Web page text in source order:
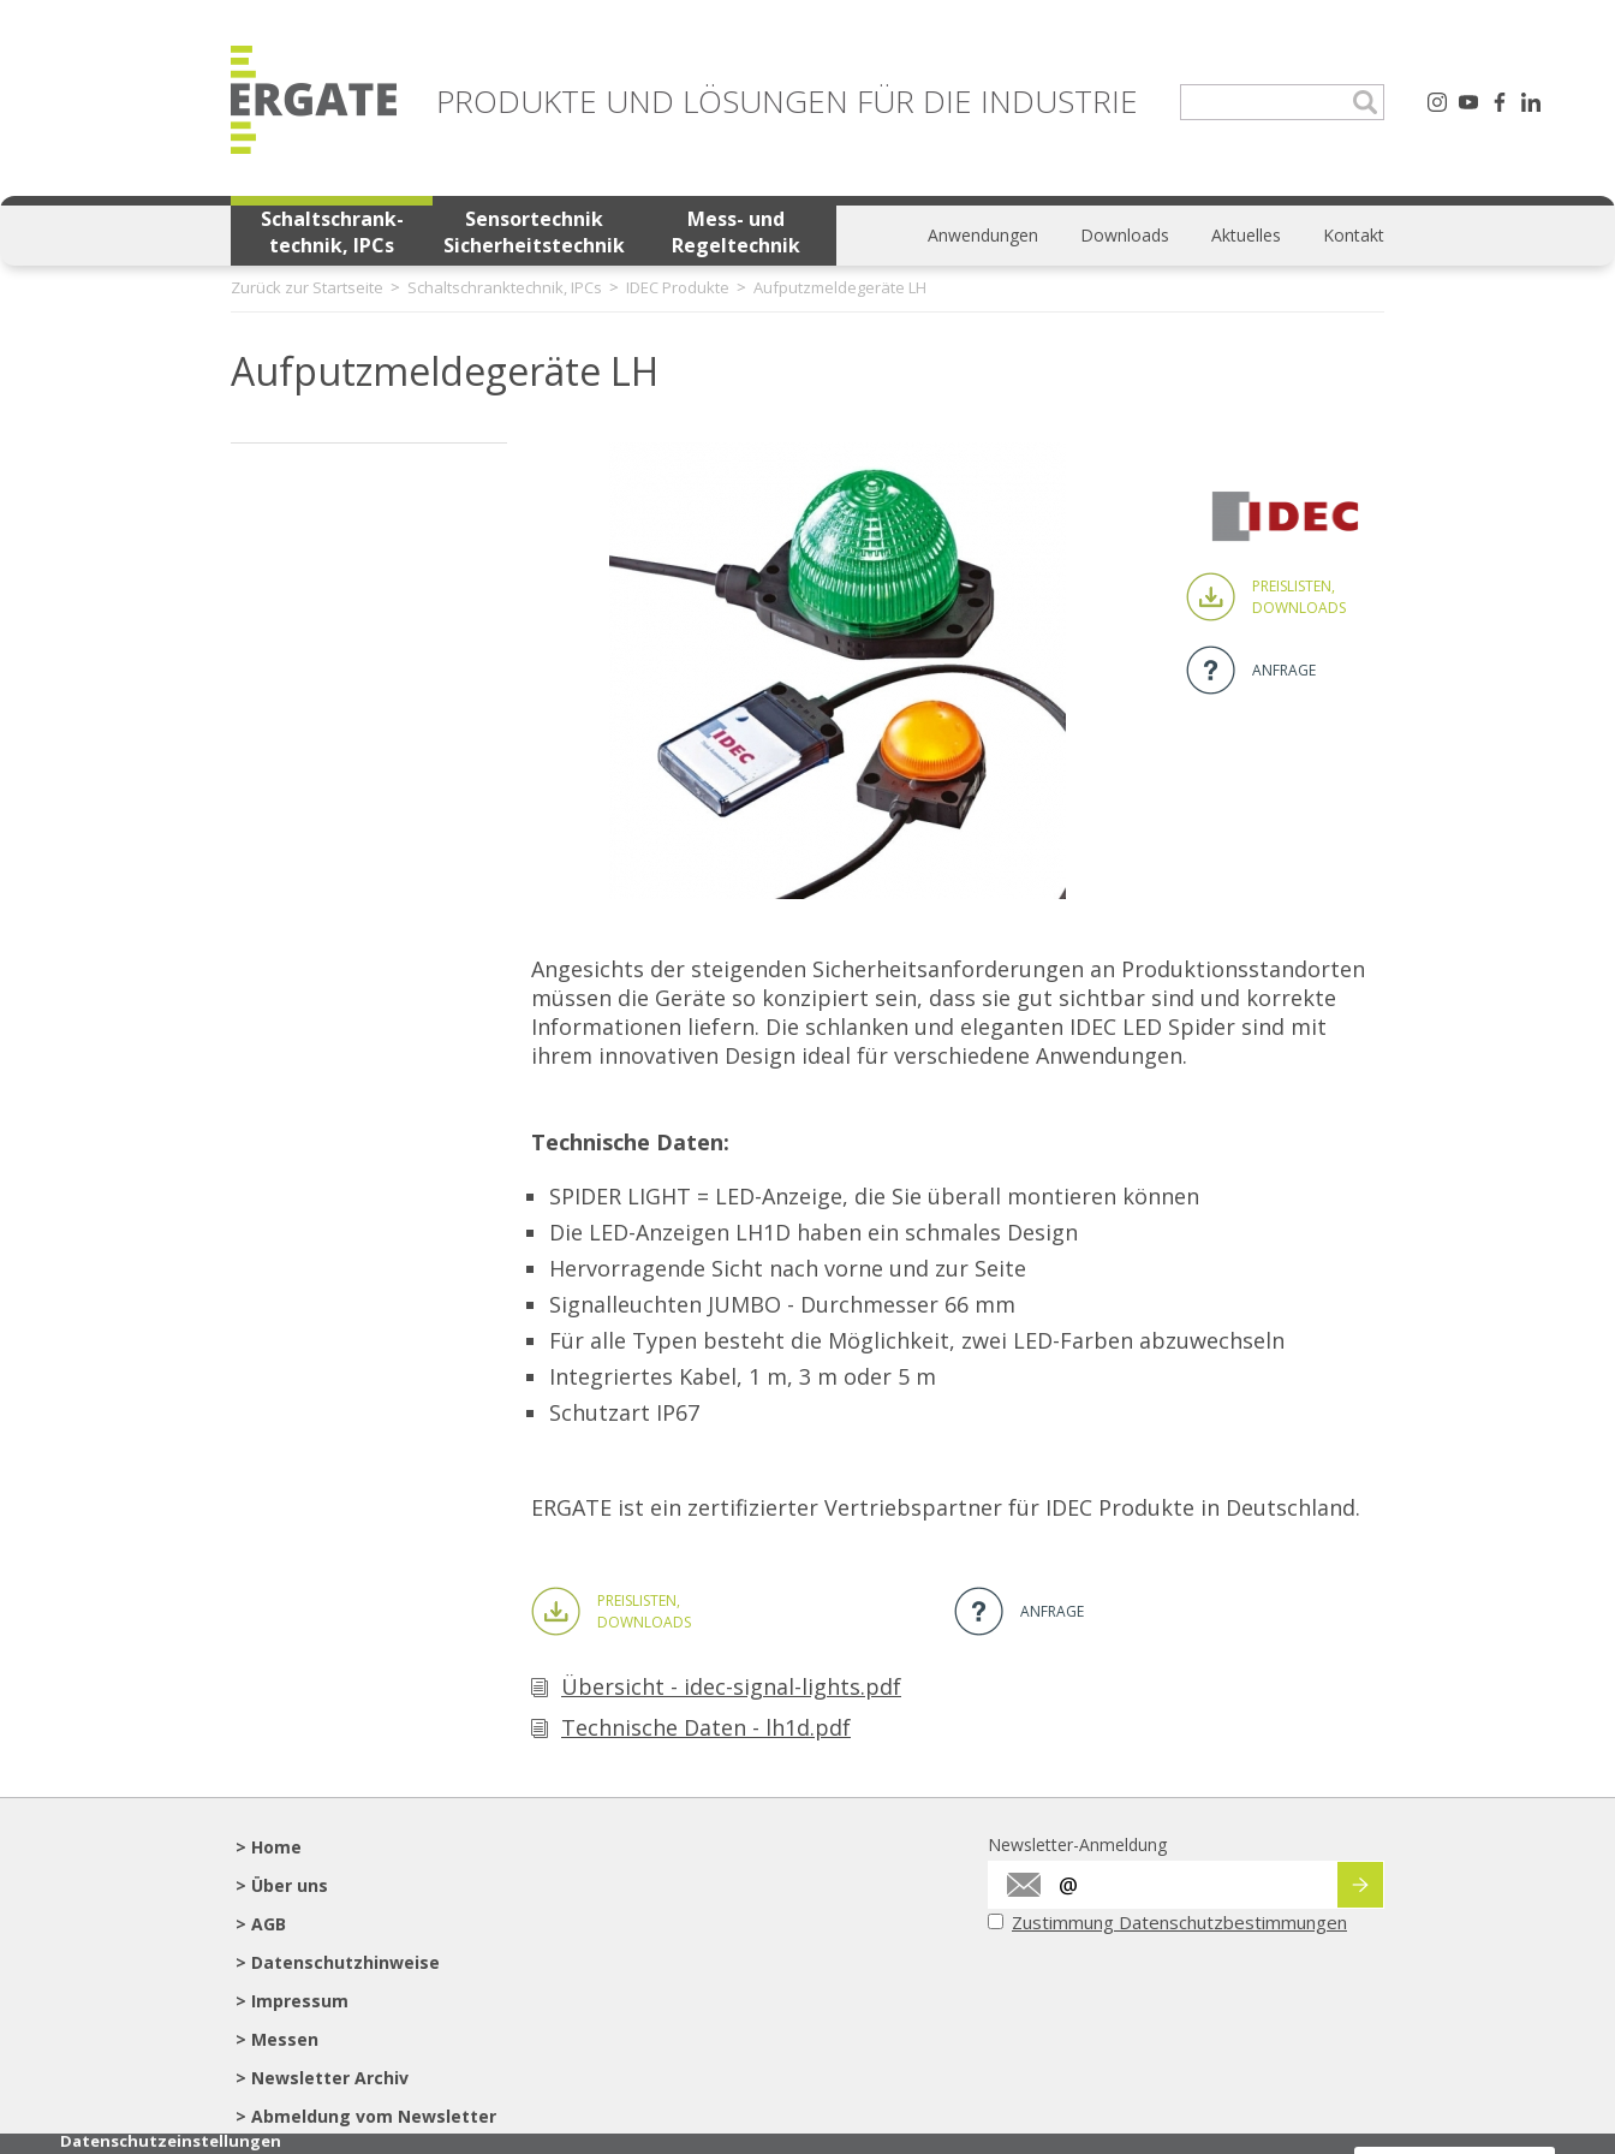
PRODUKTE UND LÖSUNGEN FÜR DIE INDUSTRIE
Schaltschrank-
technik, IPCs
Sensortechnik
Sicherheitstechnik
Mess- und
Regeltechnik
Anwendungen Downloads Aktuelles Kontakt
Zurück zur Startseite Schaltschranktechnik, IPCs IDEC Produkte Aufputzmeldegeräte LH
Aufputzmeldegeräte LH
PREISLISTEN,
DOWNLOADS
ANFRAGE
Angesichts der steigenden Sicherheitsanforderungen an Produktionsstandorten
müssen die Geräte so konzipiert sein, dass sie gut sichtbar sind und korrekte
Informationen liefern. Die schlanken und eleganten IDEC LED Spider sind mit
ihrem innovativen Design ideal für verschiedene Anwendungen.
Technische Daten:
SPIDER LIGHT = LED-Anzeige, die Sie überall montieren können
Die LED-Anzeigen LH1D haben ein schmales Design
Hervorragende Sicht nach vorne und zur Seite
Signalleuchten JUMBO - Durchmesser 66 mm
Für alle Typen besteht die Möglichkeit, zwei LED-Farben abzuwechseln
Integriertes Kabel, 1 m, 3 m oder 5 m
Schutzart IP67
ERGATE ist ein zertifizierter Vertriebspartner für IDEC Produkte in Deutschland.
PREISLISTEN,
DOWNLOADS
ANFRAGE
Übersicht - idec-signal-lights.pdf
Technische Daten - lh1d.pdf
> Home
> Über uns
> AGB
> Datenschutzhinweise
> Impressum
> Messen
> Newsletter Archiv
> Abmeldung vom Newsletter
Newsletter-Anmeldung
Zustimmung Datenschutzbestimmungen
Datenschutzeinstellungen